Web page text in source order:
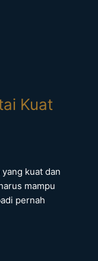
Kuat
kuat dan
mampu
pernah